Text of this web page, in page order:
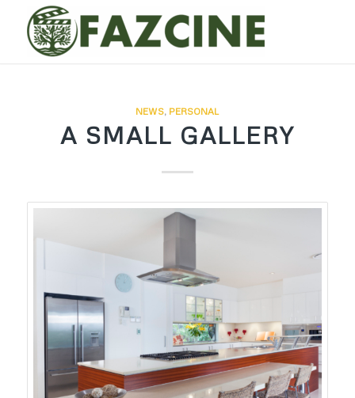
NEWS, PERSONAL
A SMALL GALLERY